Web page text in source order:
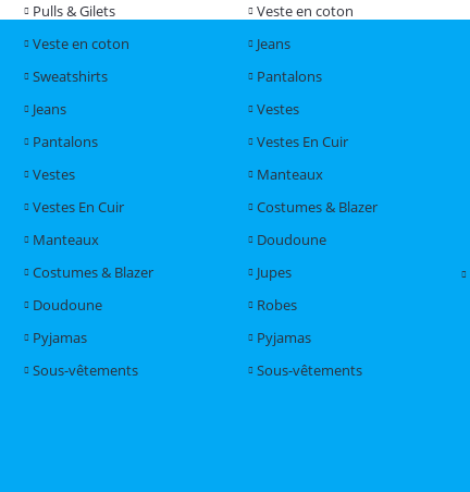
Pulls & Gilets
Veste en coton
Sweatshirts
Jeans
Pantalons
Vestes
Vestes En Cuir
Manteaux
Costumes & Blazer
Doudoune
Pyjamas
Sous-vêtements
Veste en coton
Jeans
Pantalons
Vestes
Vestes En Cuir
Manteaux
Costumes & Blazer
Doudoune
Jupes
Robes
Pyjamas
Sous-vêtements